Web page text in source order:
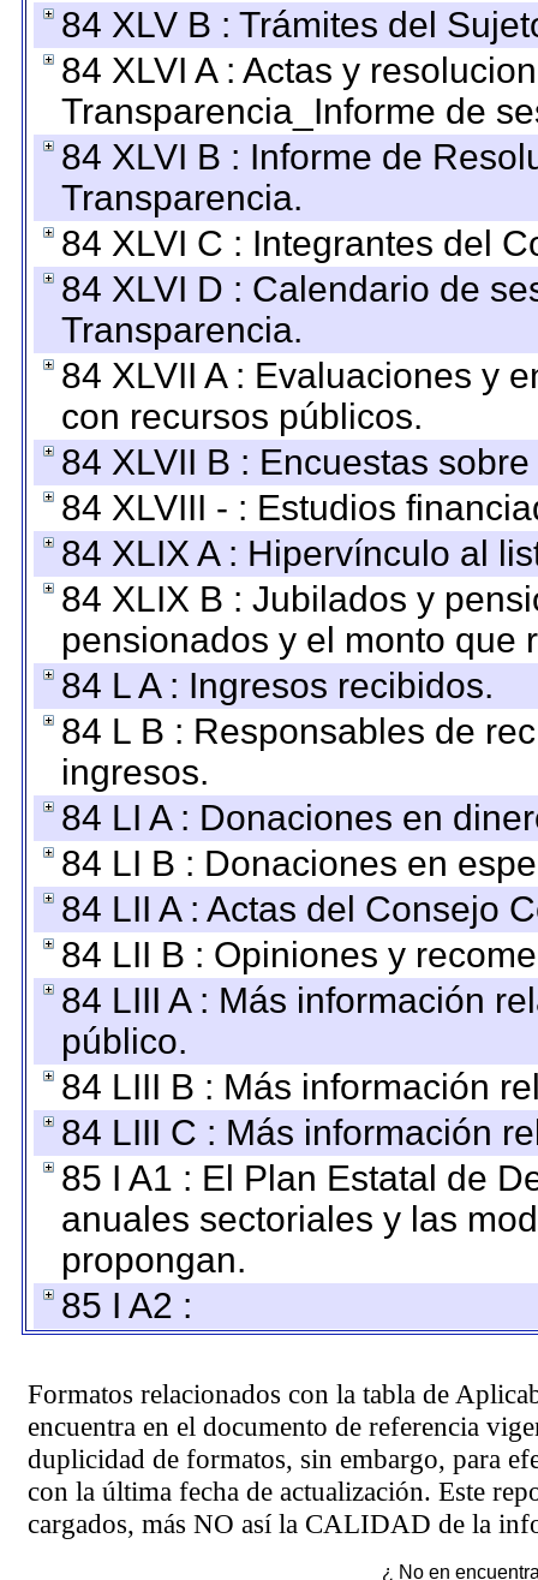
84 XLV B : Trámites del
84 XLVI A : Actas y
Transparencia_Informe de
84 XLVI B : Informe de
Transparencia.
84 XLVI C : Integrantes del
84 XLVI D : Calendario de
Transparencia.
84 XLVII A : Evaluaciones y
con recursos públicos.
84 XLVII B : Encuestas
84 XLVIII - : Estudios
84 XLIX A : Hipervínculo al
84 XLIX B : Jubilados y
pensionados y el monto que
84 L A : Ingresos recibidos.
84 L B : Responsables de
ingresos.
84 LI A : Donaciones en
84 LI B : Donaciones en
84 LII A : Actas del Consejo
84 LII B : Opiniones y
84 LIII A : Más información
público.
84 LIII B : Más información
84 LIII C : Más información
85 I A1 : El Plan Estatal de
anuales sectoriales y las
propongan.
85 I A2 :
Formatos relacionados con la tabla de
encuentra en el documento de referencia
duplicidad de formatos, sin embargo, para
con la última fecha de actualización. Este
cargados, más NO así la CALIDAD de la
¿ No en